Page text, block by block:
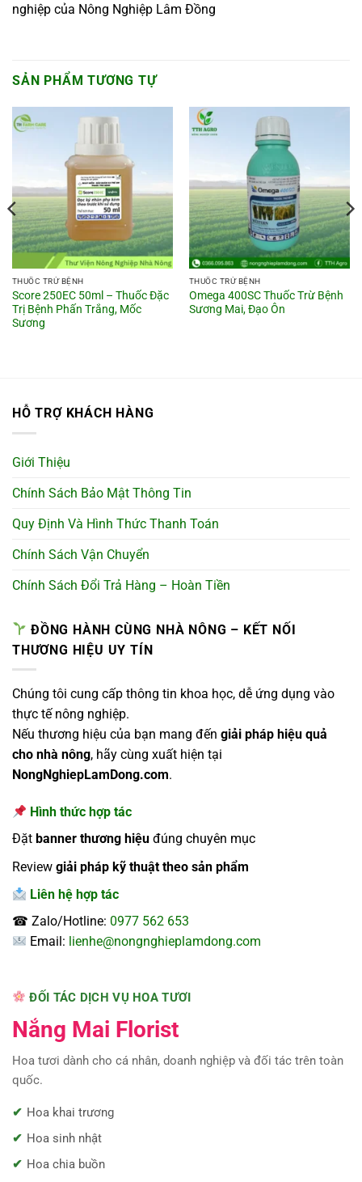
nghiệp của Nông Nghiệp Lâm Đồng
SẢN PHẨM TƯƠNG TỰ
THUỐC TRỪ BỆNH
Score 250EC 50ml – Thuốc Đặc
Trị Bệnh Phấn Trắng, Mốc
Sương
THUỐC TRỪ BỆNH
Omega 400SC Thuốc Trừ Bệnh
Sương Mai, Đạo Ôn
HỖ TRỢ KHÁCH HÀNG
Giới Thiệu
Chính Sách Bảo Mật Thông Tin
Quy Định Và Hình Thức Thanh Toán
Chính Sách Vận Chuyển
Chính Sách Đổi Trả Hàng – Hoàn Tiền
ĐỒNG HÀNH CÙNG NHÀ NÔNG – KẾT NỐI
THƯƠNG HIỆU UY TÍN
Chúng tôi cung cấp thông tin khoa học, dễ ứng dụng vào
thực tế nông nghiệp.
Nếu thương hiệu của bạn mang đến giải pháp hiệu quả
cho nhà nông, hãy cùng xuất hiện tại
NongNghiepLamDong.com.
Hình thức hợp tác
Đặt banner thương hiệu đúng chuyên mục
Review giải pháp kỹ thuật theo sản phẩm
Liên hệ hợp tác
☎ Zalo/Hotline: 0977 562 653
Email: lienhe@nongnghieplamdong.com
ĐỐI TÁC DỊCH VỤ HOA TƯƠI
Nắng Mai Florist
Hoa tươi dành cho cá nhân, doanh nghiệp và đối tác trên toàn
quốc.
Hoa khai trương
Hoa sinh nhật
Hoa chia buồn